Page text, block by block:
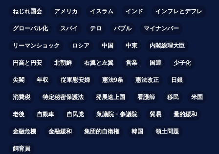
ねじれ国会 アメリカ イスラム インド インフレとデフレ
グローバル化 スパイ テロ バブル マイナンバー
リーマンショック ロシア 中国 中東 内閣総理大臣
円高と円安 北朝鮮 右翼と左翼 営業 国連 少子化
尖閣 年収 従軍慰安婦 憲法9条 憲法改正 日銀
消費税 特定秘密保護法 発展途上国 看護師 移民 米国
老後 自動車 自民党 衆議院・参議院 貿易 量的緩和
金融危機 金融緩和 集団的自衛権 韓国 領土問題
飼育員